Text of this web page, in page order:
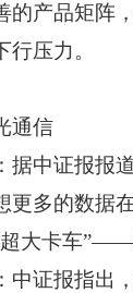
的产品矩阵
压力。
信
中证报报道
更多的数据
大卡车”——
证报指出，